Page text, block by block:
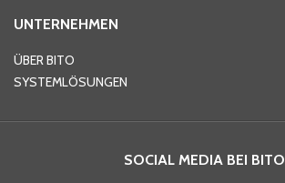
UNTERNEHMEN
ÜBER BITO
SYSTEMLÖSUNGEN
SOCIAL MEDIA BEI BITO